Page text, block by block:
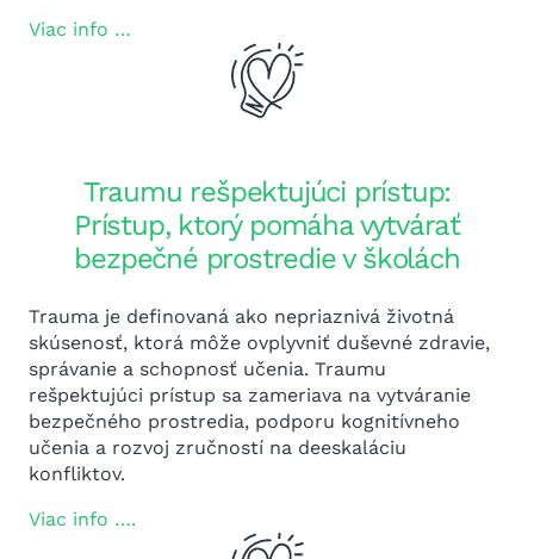
Viac info …
Traumu rešpektujúci prístup:
Prístup, ktorý pomáha vytvárať
bezpečné prostredie v školách
Trauma je definovaná ako nepriaznivá životná
skúsenosť, ktorá môže ovplyvniť duševné zdravie,
správanie a schopnosť učenia. Traumu
rešpektujúci prístup sa zameriava na vytváranie
bezpečného prostredia, podporu kognitívneho
učenia a rozvoj zručností na deeskaláciu
konfliktov.
Viac info ….